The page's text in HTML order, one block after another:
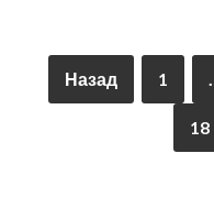
Назад 1
18